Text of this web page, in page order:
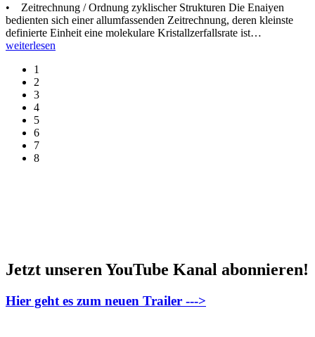
• Zeitrechnung / Ordnung zyklischer Strukturen Die Enaiyen
bedienten sich einer allumfassenden Zeitrechnung, deren kleinste
definierte Einheit eine molekulare Kristallzerfallsrate ist…
weiterlesen
1
2
3
4
5
6
7
8
Jetzt unseren YouTube Kanal abonnieren!
Hier geht es zum neuen Trailer --->